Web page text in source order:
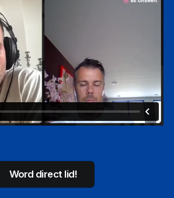
Word direct lid!